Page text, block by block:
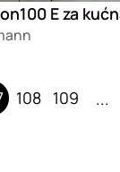
E za
108 109